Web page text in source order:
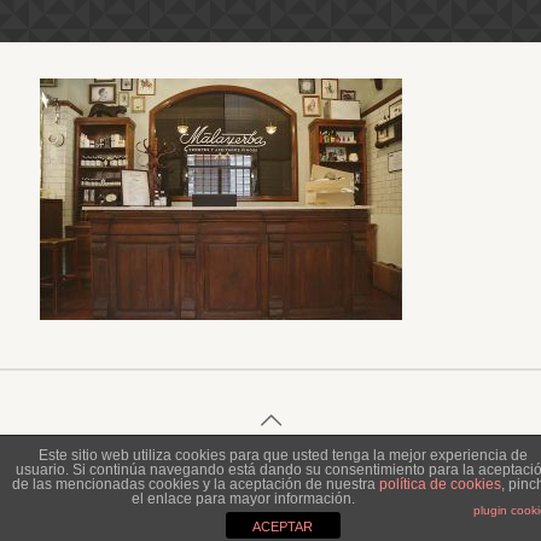
© 2023 Piel de Gallina Fotografía
Este sitio web utiliza cookies para que usted tenga la mejor experiencia de
usuario. Si continúa navegando está dando su consentimiento para la
de las mencionadas cookies y la aceptación de nuestra política de cookies,
el enlace para mayor información.
plugin
ACEPTAR